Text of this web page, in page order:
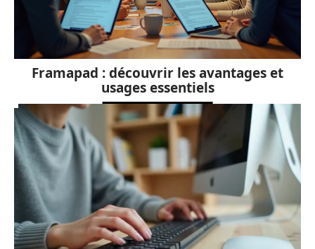
Framapad : découvrir les avantages et
usages essentiels